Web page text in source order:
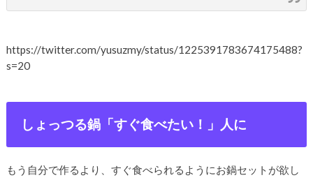
https://twitter.com/yusuzmy/status/1225391783674175488?
s=20
しょっつる鍋「すぐ食べたい！」人に
もう自分で作るより、すぐ食べられるようにお鍋セットが欲し